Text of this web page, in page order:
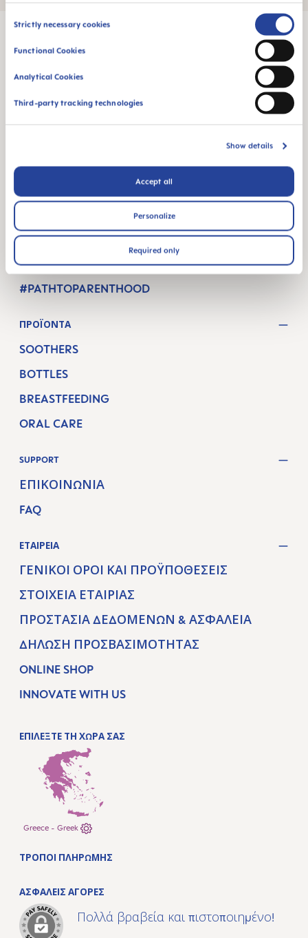
Consent
Strictly necessary cookies
Functional Cookies
Analytical Cookies
Third-party tracking technologies
Show details
Accept all
Personalize
Required only
MAM Babyartikel GesmbH
1160 Vienna
GETTING PREGNANT
ΕΒΔΟΜΆΔΕΣ ΚΎΗΣΗΣ
#PATHTOPARENTHOOD
ΠΡΟΪΌΝΤΑ
SOOTHERS
BOTTLES
BREASTFEEDING
ORAL CARE
SUPPORT
ΕΠΙΚΟΙΝΩΝΊΑ
FAQ
ΕΤΑΙΡΕΊΑ
ΓΕΝΙΚΟΊ ΌΡΟΙ ΚΑΙ ΠΡΟΫΠΟΘΈΣΕΙΣ
ΣΤΟΙΧΕΊΑ ΕΤΑΙΡΊΑΣ
ΠΡΟΣΤΑΣΊΑ ΔΕΔΟΜΈΝΩΝ & ΑΣΦΆΛΕΙΑ
ΔΉΛΩΣΗ ΠΡΟΣΒΑΣΙΜΌΤΗΤΑΣ
ONLINE SHOP
INNOVATE WITH US
ΕΠΙΛΕΞΤΕ ΤΗ ΧΩΡΑ ΣΑΣ
Greece - Greek
ΑΣΦΑΛΕΊΣ ΑΓΟΡΈΣ
Πολλά βραβεία και πιστοποιημένο!
ΤΡΌΠΟΙ ΠΛΗΡΩΜΉΣ